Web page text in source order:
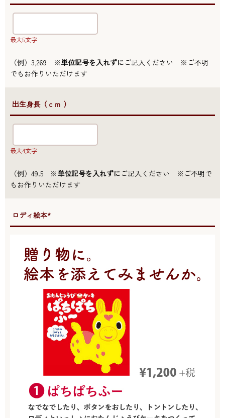
最大5文字
（例）3,269 ※単位記号を入れずに ご記入ください ※ご不明
でもお作りいただけます
●出生身長（ｃｍ ）
最大4文字
（例）49.5 ※単位記号を入れずに ご記入ください ※ご不明で
もお作りいただけます
●ロディ絵本*